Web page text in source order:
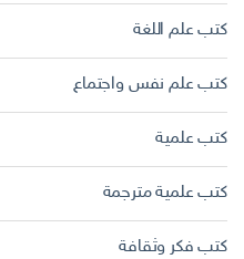
كتب علم اللغة
كتب علم نفس واجتماع
كتب علمية
كتب علمية مترجمة
كتب فكر وثقافة